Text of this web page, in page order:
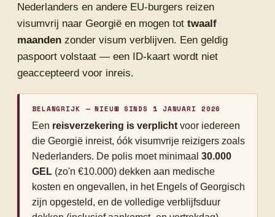
Nederlanders en andere EU-burgers reizen
visumvrij naar Georgië en mogen tot twaalf
maanden zonder visum verblijven. Een geldig
paspoort volstaat — een ID-kaart wordt niet
geaccepteerd voor inreis.
BELANGRIJK — NIEUW SINDS 1 JANUARI 2026
Een reisverzekering is verplicht voor iedereen
die Georgië inreist, óók visumvrije reizigers zoals
Nederlanders. De polis moet minimaal 30.000
GEL (zo'n €10.000) dekken aan medische
kosten en ongevallen, in het Engels of Georgisch
zijn opgesteld, en de volledige verblijfsduur